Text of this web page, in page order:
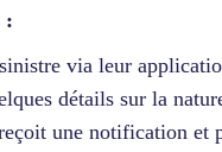
:
via leur
détails sur la
une notification et